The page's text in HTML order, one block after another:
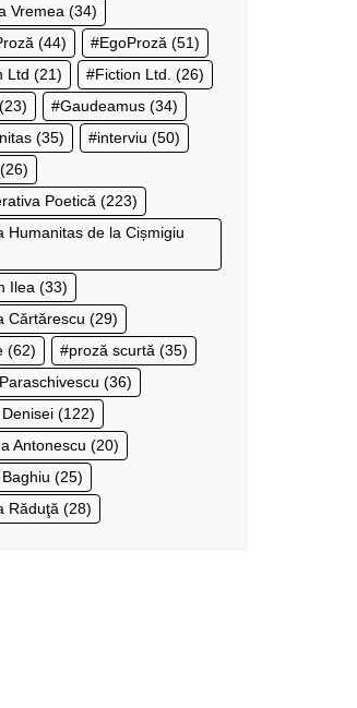
Vremea (34)
(44) EgoProză (51)
Ltd (21) Fiction Ltd. (26)
(23) Gaudeamus (34)
(35) interviu (50)
(26)
Poetică (223)
Humanitas de la Cișmigiu
Ilea (33)
Cărtărescu (29)
(62) proză scurtă (35)
(36)
(122)
Antonescu (20)
(25)
Răduţă (28)